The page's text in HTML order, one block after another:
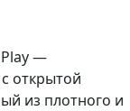
—
открытой
из плотного и